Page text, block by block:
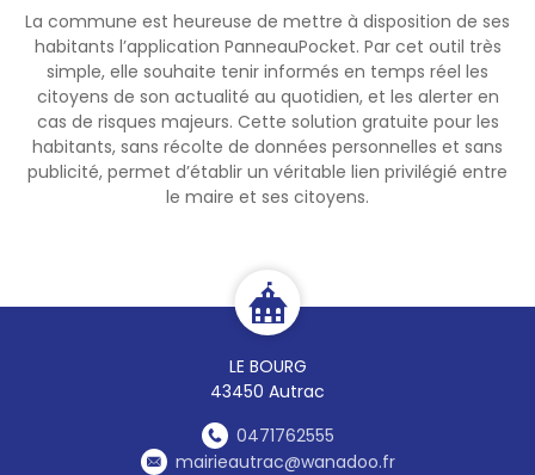
La commune est heureuse de mettre à disposition de ses
habitants l’application PanneauPocket. Par cet outil très
simple, elle souhaite tenir informés en temps réel les
citoyens de son actualité au quotidien, et les alerter en
cas de risques majeurs. Cette solution gratuite pour les
habitants, sans récolte de données personnelles et sans
publicité, permet d’établir un véritable lien privilégié entre
le maire et ses citoyens.
LE BOURG
43450 Autrac
0471762555
mairieautrac@wanadoo.fr